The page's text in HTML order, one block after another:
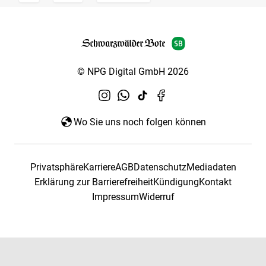
© NPG Digital GmbH 2026
Wo Sie uns noch folgen können
PrivatsphäreKarriereAGBDatenschutzMediadaten
Erklärung zur BarrierefreiheitKündigungKontakt
ImpressumWiderruf